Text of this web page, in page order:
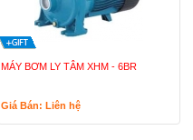
MÁY BƠM LY TÂM XHM - 6BR
Giá Bán: Liên hệ